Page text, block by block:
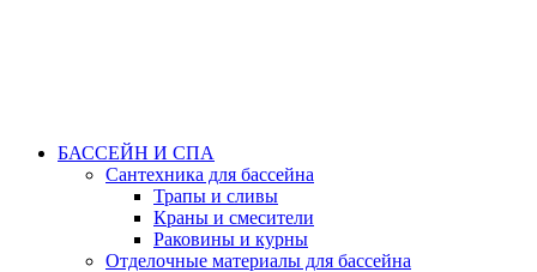
БАССЕЙН И СПА
Сантехника для бассейна
Трапы и сливы
Краны и смесители
Раковины и курны
Отделочные материалы для бассейна